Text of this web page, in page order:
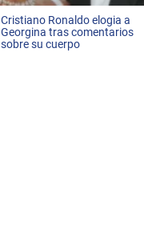
Cristiano Ronaldo elogia a
Georgina tras comentarios
sobre su cuerpo